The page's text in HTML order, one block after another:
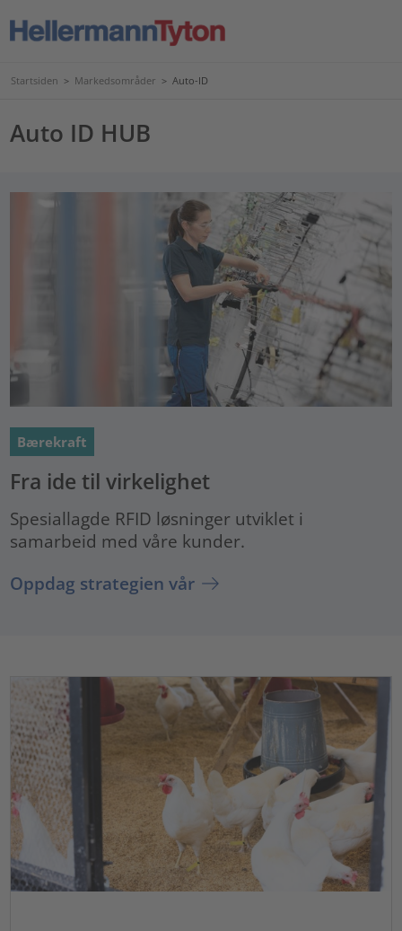
Startsiden > Markedsområder > Auto-ID
Auto ID HUB
Bærekraft
Fra ide til virkelighet
Spesiallagde RFID løsninger utviklet i
samarbeid med våre kunder.
Oppdag strategien vår